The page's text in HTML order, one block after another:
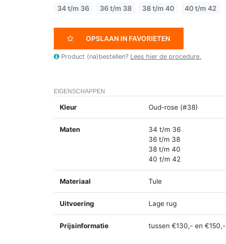
34 t/m 36 36 t/m 38 38 t/m 40 40 t/m 42
OPSLAAN IN FAVORIETEN
Product (na)bestellen? Lees hier de procedure.
EIGENSCHAPPEN
Kleur Oud-rose (#38)
Maten
34 t/m 36
36 t/m 38
38 t/m 40
40 t/m 42
Materiaal Tule
Uitvoering Lage rug
Prijsinformatie tussen €130,- en €150,-